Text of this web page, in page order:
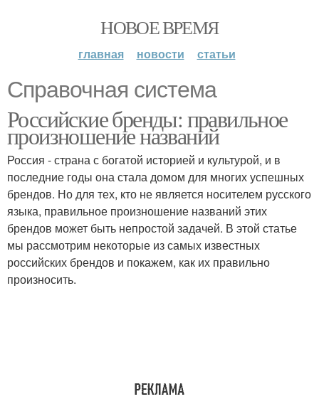
НОВОЕ ВРЕМЯ
главная новости статьи
Справочная система
Российские бренды: правильное
произношение названий
Россия - страна с богатой историей и культурой, и в
последние годы она стала домом для многих успешных
брендов. Но для тех, кто не является носителем русского
языка, правильное произношение названий этих
брендов может быть непростой задачей. В этой статье
мы рассмотрим некоторые из самых известных
российских брендов и покажем, как их правильно
произносить.